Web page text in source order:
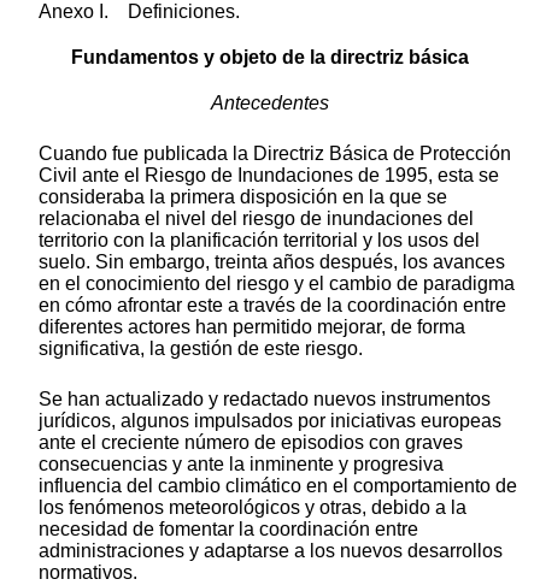
Anexo I. Definiciones.
Fundamentos y objeto de la directriz básica
Antecedentes
Cuando fue publicada la Directriz Básica de Protección
Civil ante el Riesgo de Inundaciones de 1995, esta se
consideraba la primera disposición en la que se
relacionaba el nivel del riesgo de inundaciones del
territorio con la planificación territorial y los usos del
suelo. Sin embargo, treinta años después, los avances
en el conocimiento del riesgo y el cambio de paradigma
en cómo afrontar este a través de la coordinación entre
diferentes actores han permitido mejorar, de forma
significativa, la gestión de este riesgo.
Se han actualizado y redactado nuevos instrumentos
jurídicos, algunos impulsados por iniciativas europeas
ante el creciente número de episodios con graves
consecuencias y ante la inminente y progresiva
influencia del cambio climático en el comportamiento de
los fenómenos meteorológicos y otras, debido a la
necesidad de fomentar la coordinación entre
administraciones y adaptarse a los nuevos desarrollos
normativos.